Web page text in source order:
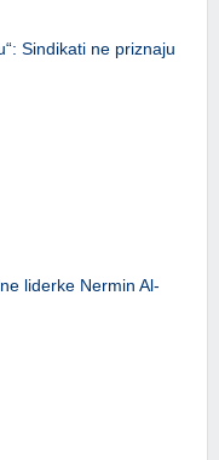
Sindikati ne priznaju
liderke Nermin Al-